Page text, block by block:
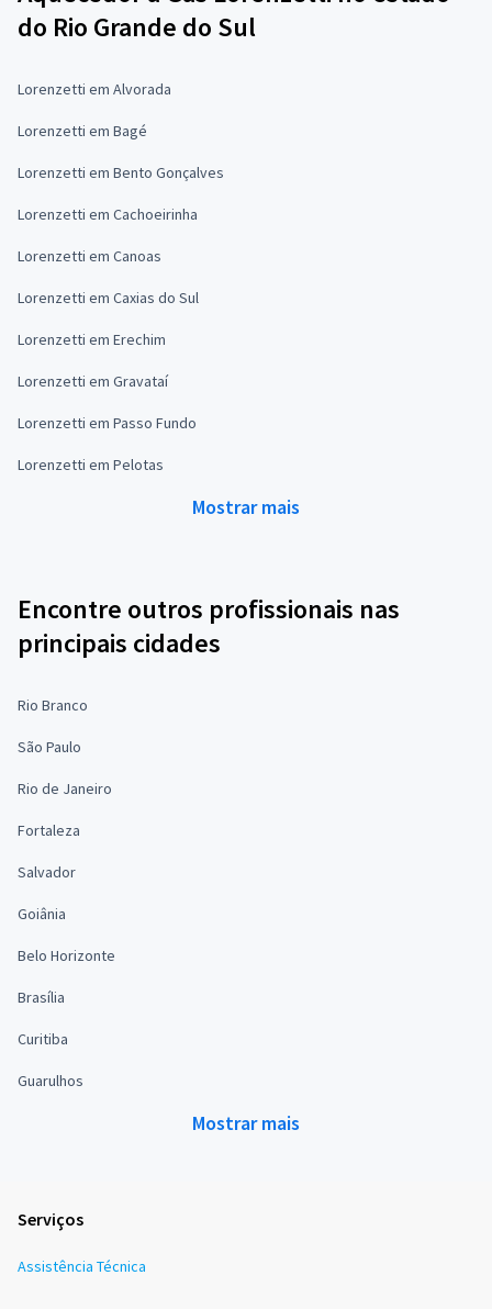
do Rio Grande do Sul
Lorenzetti em Alvorada
Lorenzetti em Bagé
Lorenzetti em Bento Gonçalves
Lorenzetti em Cachoeirinha
Lorenzetti em Canoas
Lorenzetti em Caxias do Sul
Lorenzetti em Erechim
Lorenzetti em Gravataí
Lorenzetti em Passo Fundo
Lorenzetti em Pelotas
Mostrar mais
Encontre outros profissionais nas
principais cidades
Rio Branco
São Paulo
Rio de Janeiro
Fortaleza
Salvador
Goiânia
Belo Horizonte
Brasília
Curitiba
Guarulhos
Mostrar mais
Serviços
Assistência Técnica